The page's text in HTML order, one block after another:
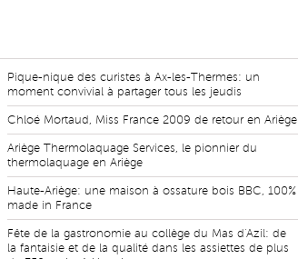
Pique-nique des curistes à Ax-les-Thermes: un
moment convivial à partager tous les jeudis
Chloé Mortaud, Miss France 2009 de retour en Ariège
Ariège Thermolaquage Services, le pionnier du
thermolaquage en Ariège
Haute-Ariège: une maison à ossature bois BBC, 100%
made in France
Fête de la gastronomie au collège du Mas d'Azil: de
la fantaisie et de la qualité dans les assiettes de plus